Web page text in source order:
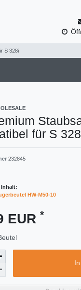
S 328i
für S
232845
HW-M50-10
EUR *